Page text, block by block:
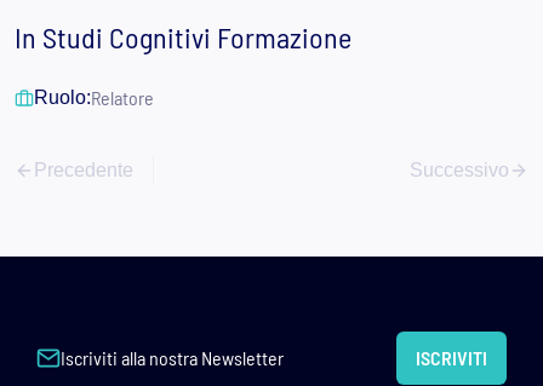
In Studi Cognitivi Formazione
Ruolo:Relatore
Precedente Successivo
Iscriviti alla nostra Newsletter ISCRIVITI